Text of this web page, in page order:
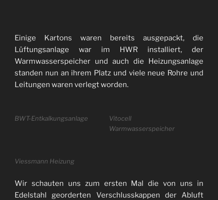
Einige Kartons waren bereits ausgepackt, die
Lüftungsanlage war im HWR installiert, der
Warmwasserspeicher und auch die Heizungsanlage
standen nun an ihrem Platz und viele neue Rohre und
Leitungen waren verlegt worden.
BWT-Entkalkungsanlage
Vitocell
Warmwasserspeicher
Viessmann Heizung
Wir schauten uns zum ersten Mal die von uns in
Edelstahl georderten Verschlusskappen der Abluft